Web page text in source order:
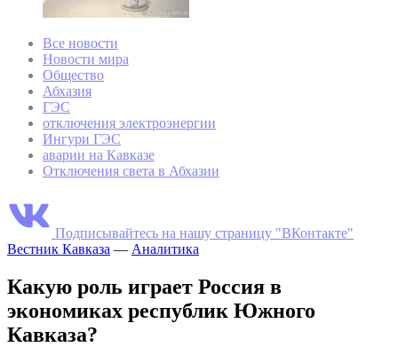
Все новости
Новости мира
Общество
Абхазия
ГЭС
отключения электроэнергии
Ингури ГЭС
аварии на Кавказе
Отключения света в Абхазии
Подписывайтесь на нашу страницу "ВКонтакте"
Вестник Кавказа — Аналитика
Какую роль играет Россия в
экономиках республик Южного
Кавказа?